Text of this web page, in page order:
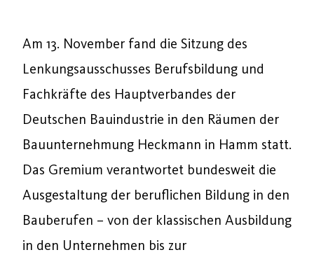
Am 13. November fand die Sitzung des
Lenkungsausschusses Berufsbildung und
Fachkräfte des Hauptverbandes der
Deutschen Bauindustrie in den Räumen der
Bauunternehmung Heckmann in Hamm statt.
Das Gremium verantwortet bundesweit die
Ausgestaltung der beruflichen Bildung in den
Bauberufen – von der klassischen Ausbildung
in den Unternehmen bis zur